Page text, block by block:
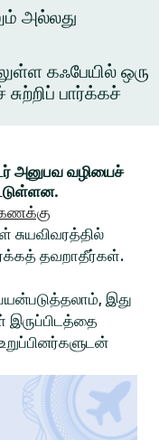
அல்லது
கஃபேயில் ஒரு
பார்க்கச்
அனுபவ வழியைச்
தவறாதீர்கள்.
இது
இருப்பிடத்தை